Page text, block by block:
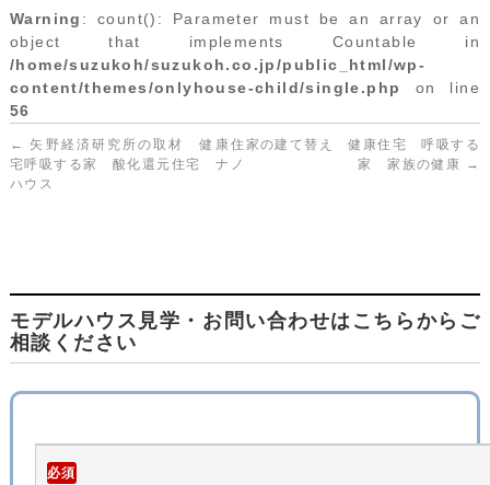
Warning : count(): Parameter must be an array or an
object that implements Countable in
/home/suzukoh/suzukoh.co.jp/public_html/wp-
content/themes/onlyhouse-child/single.php
on line
56
←
矢野経済研究所の取材 健康住
宅呼吸する家 酸化還元住宅 ナノ
ハウス
家の建て替え 健康住宅 呼吸する
家 家族の健康 →
モデルハウス見学・お問い合わせはこちらからご
相談ください
必須